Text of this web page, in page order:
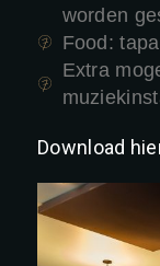
worden
Food:
Extra
Download